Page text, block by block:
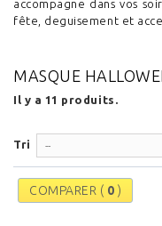
accompagne dans vos
fête, deguisement et
MASQUE
Il y a 11 produits.
Tri --
COMPARER ( 0 )